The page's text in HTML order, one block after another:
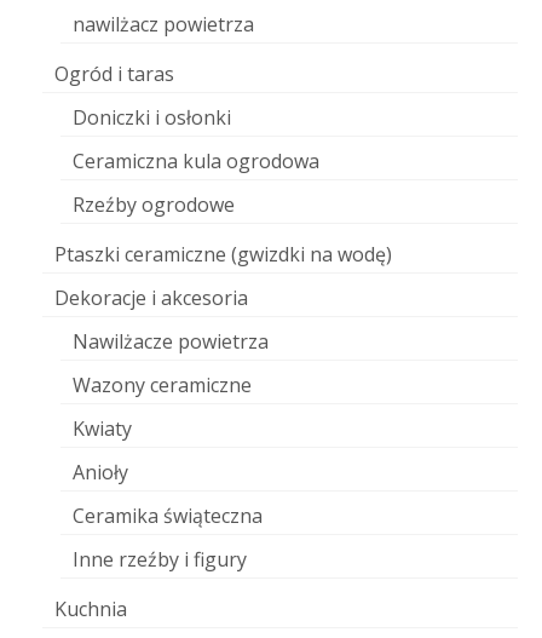
nawilżacz powietrza
Ogród i taras
Doniczki i osłonki
Ceramiczna kula ogrodowa
Rzeźby ogrodowe
Ptaszki ceramiczne (gwizdki na wodę)
Dekoracje i akcesoria
Nawilżacze powietrza
Wazony ceramiczne
Kwiaty
Anioły
Ceramika świąteczna
Inne rzeźby i figury
Kuchnia